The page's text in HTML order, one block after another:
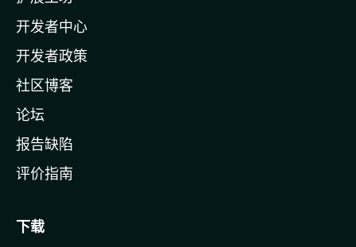
a
主
页
开发者中心
开发者政策
社区博客
论坛
报告缺陷
评价指南
下载